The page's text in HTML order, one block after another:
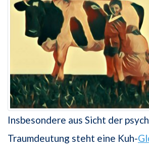
Insbesondere aus Sicht der
Traumdeutung steht eine Kuh-